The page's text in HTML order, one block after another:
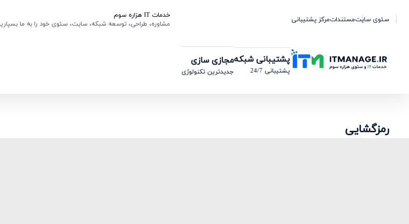
خدمات IT هزاره سوم
مشاوره، طراحی، توسعه شبکه، سایت، سئوی خود را به ما
سئوی سایتمستنداتمرکز پشتیبانی
پشتیبانی شبکه
پشتیبانی 24/7
مجازی سازی
جدیدترین تکنولوژی
رمزگشایی